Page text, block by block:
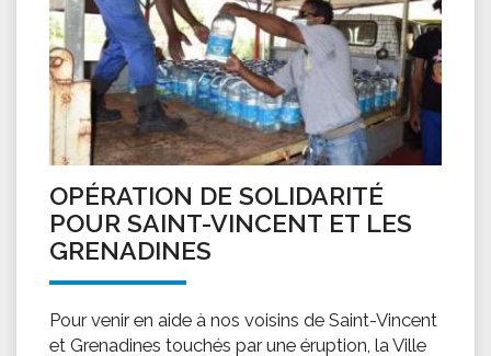
OPÉRATION DE SOLIDARITÉ
POUR SAINT-VINCENT ET LES
GRENADINES
Pour venir en aide à nos voisins de Saint-Vincent
et Grenadines touchés par une éruption, la Ville